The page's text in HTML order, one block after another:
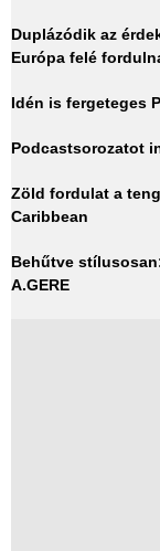
Duplázódik az
Európa felé
Idén is fergeteges
Podcastsorozatot
Zöld fordulat a
Caribbean
Behűtve
A.GERE